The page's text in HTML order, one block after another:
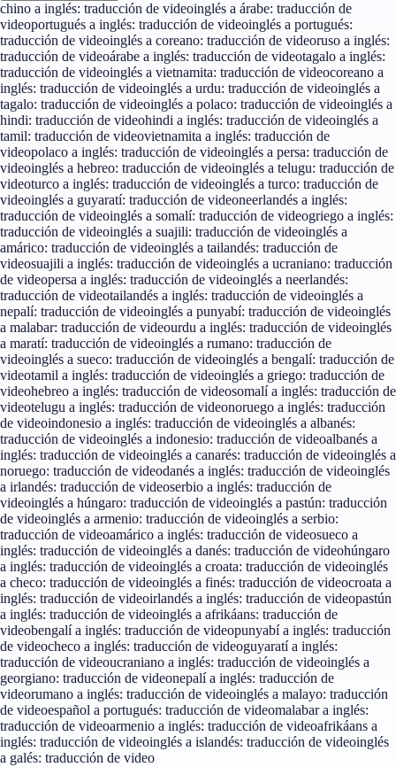
chino a inglés: traducción de videoinglés a árabe: traducción de
videoportugués a inglés: traducción de videoinglés a portugués:
traducción de videoinglés a coreano: traducción de videoruso a inglés:
traducción de videoárabe a inglés: traducción de videotagalo a inglés:
traducción de videoinglés a vietnamita: traducción de videocoreano a
inglés: traducción de videoinglés a urdu: traducción de videoinglés a
tagalo: traducción de videoinglés a polaco: traducción de videoinglés a
hindi: traducción de videohindi a inglés: traducción de videoinglés a
tamil: traducción de videovietnamita a inglés: traducción de
videopolaco a inglés: traducción de videoinglés a persa: traducción de
videoinglés a hebreo: traducción de videoinglés a telugu: traducción de
videoturco a inglés: traducción de videoinglés a turco: traducción de
videoinglés a guyaratí: traducción de videoneerlandés a inglés:
traducción de videoinglés a somalí: traducción de videogriego a inglés:
traducción de videoinglés a suajili: traducción de videoinglés a
amárico: traducción de videoinglés a tailandés: traducción de
videosuajili a inglés: traducción de videoinglés a ucraniano: traducción
de videopersa a inglés: traducción de videoinglés a neerlandés:
traducción de videotailandés a inglés: traducción de videoinglés a
nepalí: traducción de videoinglés a punyabí: traducción de videoinglés
a malabar: traducción de videourdu a inglés: traducción de videoinglés
a maratí: traducción de videoinglés a rumano: traducción de
videoinglés a sueco: traducción de videoinglés a bengalí: traducción de
videotamil a inglés: traducción de videoinglés a griego: traducción de
videohebreo a inglés: traducción de videosomalí a inglés: traducción de
videotelugu a inglés: traducción de videonoruego a inglés: traducción
de videoindonesio a inglés: traducción de videoinglés a albanés:
traducción de videoinglés a indonesio: traducción de videoalbanés a
inglés: traducción de videoinglés a canarés: traducción de videoinglés a
noruego: traducción de videodanés a inglés: traducción de videoinglés
a irlandés: traducción de videoserbio a inglés: traducción de
videoinglés a húngaro: traducción de videoinglés a pastún: traducción
de videoinglés a armenio: traducción de videoinglés a serbio:
traducción de videoamárico a inglés: traducción de videosueco a
inglés: traducción de videoinglés a danés: traducción de videohúngaro
a inglés: traducción de videoinglés a croata: traducción de videoinglés
a checo: traducción de videoinglés a finés: traducción de videocroata a
inglés: traducción de videoirlandés a inglés: traducción de videopastún
a inglés: traducción de videoinglés a afrikáans: traducción de
videobengalí a inglés: traducción de videopunyabí a inglés: traducción
de videocheco a inglés: traducción de videoguyaratí a inglés:
traducción de videoucraniano a inglés: traducción de videoinglés a
georgiano: traducción de videonepalí a inglés: traducción de
videorumano a inglés: traducción de videoinglés a malayo: traducción
de videoespañol a portugués: traducción de videomalabar a inglés:
traducción de videoarmenio a inglés: traducción de videoafrikáans a
inglés: traducción de videoinglés a islandés: traducción de videoinglés
a galés: traducción de video